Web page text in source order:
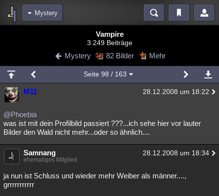
Mystery
Blogs Videos
Chat Wiki Neuigkeiten
meine Rubriken
Menschen Mystery Kriminalfälle
Spiritualität
Natur Umfragen Unterhaltung
weitere Rubriken
Philosophie Träume
Filme
Vampire
3.249 Beiträge
Mystery 82 Bilder Mehr
Seite 98 / 163
M11 28.12.2008 um 18:22
@Phoebia
was ist mit dein Profilbild passiert ???...ich sehe hier vor lauter
Bilder den Wald nicht mehr...oder so ähnlich....
Samnang 28.12.2008 um 18:34
ehemaliges Mitglied
ja nun ist Schluss und wieder mehr Weiber als männer....,
grrrrrrrrrrr